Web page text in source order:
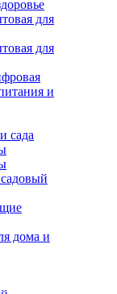
для
для
и
сада
дома и